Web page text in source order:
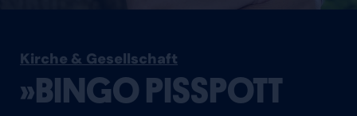
Kirche & Gesellschaft
»BINGO PISSPOTT